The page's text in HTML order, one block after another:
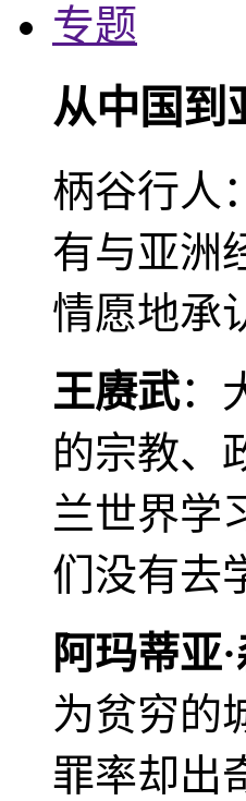
专题
从中国到
柄谷行人
有与亚洲
情愿地承
王赓武：
的宗教、
兰世界学
们没有去
阿玛蒂亚
为贫穷的
罪率却出